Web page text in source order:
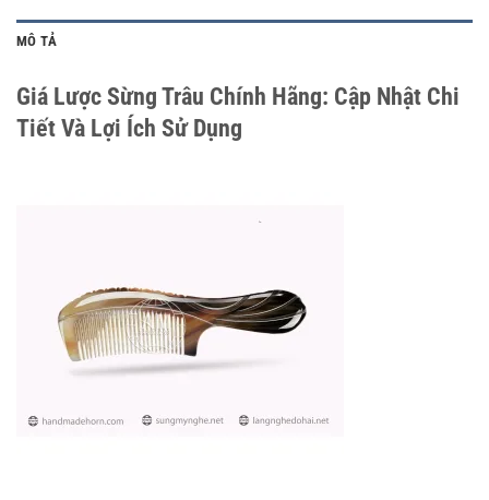
MÔ TẢ
Giá Lược Sừng Trâu Chính Hãng: Cập Nhật Chi
Tiết Và Lợi Ích Sử Dụng